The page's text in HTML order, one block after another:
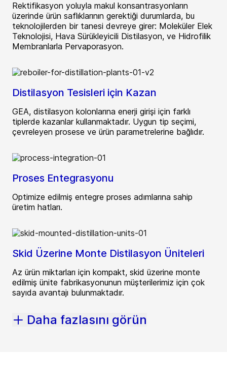
Rektifikasyon yoluyla makul konsantrasyonların
üzerinde ürün saflıklarının gerektiği durumlarda, bu
teknolojilerden bir tanesi devreye girer: Moleküler Elek
Teknolojisi, Hava Sürükleyicili Distilasyon, ve Hidrofilik
Membranlarla Pervaporasyon.
Distilasyon Tesisleri için Kazan
GEA, distilasyon kolonlarına enerji girişi için farklı
tiplerde kazanlar kullanmaktadır. Uygun tip seçimi,
çevreleyen prosese ve ürün parametrelerine bağlıdır.
Proses Entegrasyonu
Optimize edilmiş entegre proses adımlarına sahip
üretim hatları.
Skid Üzerine Monte Distilasyon Üniteleri
Az ürün miktarları için kompakt, skid üzerine monte
edilmiş ünite fabrikasyonunun müşterilerimiz için çok
sayıda avantajı bulunmaktadır.
Daha fazlasını görün